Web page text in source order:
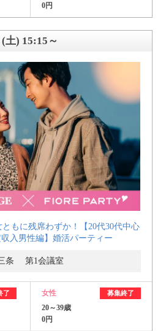
0円
土) 15:15～
もに残席わずか！【20代30代中心
入男性編】婚活パーティー
条 第1会議室
了 女性 募集終了
20～39歳
0円